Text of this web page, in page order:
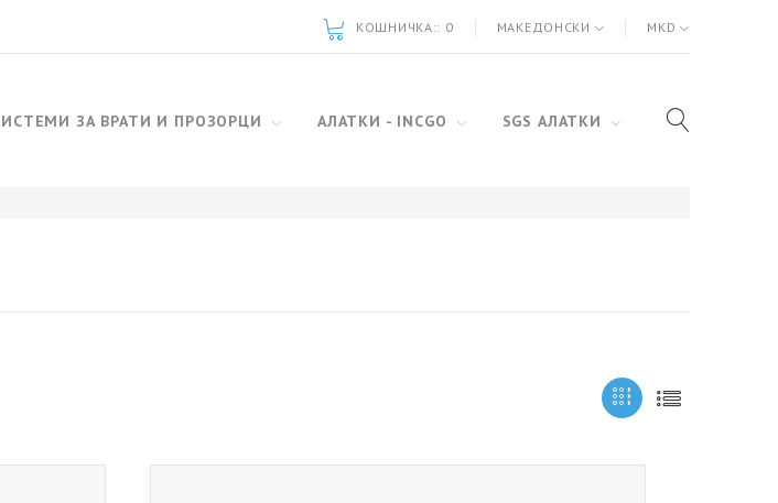
КОШНИЧКА:: 0 МАКЕДОНСКИ MKD
ЗА ВРАТИ И ПРОЗОРЦИ АЛАТКИ - INCGO SGS АЛАТКИ